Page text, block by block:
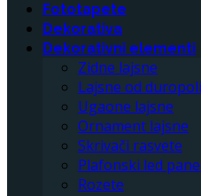
Fototapete
Dekorativa
Dekorativni elementi
Zidne lajsne
Lajsne od
Ugaone lajsne
Ornament lajsne
Skrivači rasvete
Plafonski led
Rozete